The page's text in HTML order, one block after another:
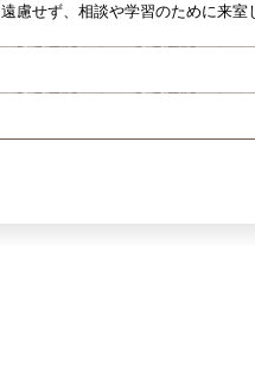
慮せず、相談や学習のために来